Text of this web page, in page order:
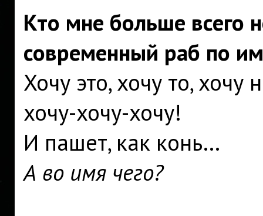
Кто мне больше всего
современный раб по
Хочу это, хочу то,
хочу-хочу-хочу!
И пашет, как конь…
А во имя чего?